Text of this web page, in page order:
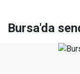
Bursa'da